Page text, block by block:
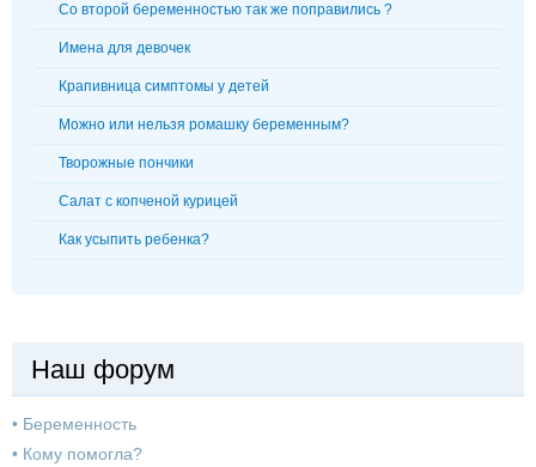
Со второй беременностью так же поправились ?
Имена для девочек
Крапивница симптомы у детей
Можно или нельзя ромашку беременным?
Творожные пончики
Салат с копченой курицей
Как усыпить ребенка?
Наш форум
• Беременность
• Кому помогла?